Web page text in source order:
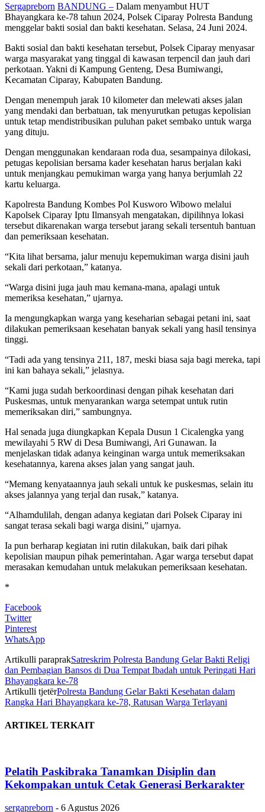
Sergapreborn BANDUNG – Dalam menyambut HUT
Bhayangkara ke-78 tahun 2024, Polsek Ciparay Polresta Bandung
menggelar bakti sosial dan bakti kesehatan. Selasa, 24 Juni 2024.
Bakti sosial dan bakti kesehatan tersebut, Polsek Ciparay menyasar
warga masyarakat yang tinggal di kawasan terpencil dan jauh dari
perkotaan. Yakni di Kampung Genteng, Desa Bumiwangi,
Kecamatan Ciparay, Kabupaten Bandung.
Dengan menempuh jarak 10 kilometer dan melewati akses jalan
yang mendaki dan berbatuan, tak menyurutkan petugas kepolisian
untuk tetap mendistribusikan puluhan paket sembako untuk warga
yang dituju.
Dengan menggunakan kendaraan roda dua, sesampainya dilokasi,
petugas kepolisian bersama kader kesehatan harus berjalan kaki
untuk menjangkau pemukiman warga yang hanya berjumlah 22
kartu keluarga.
Kapolresta Bandung Kombes Pol Kusworo Wibowo melalui
Kapolsek Ciparay Iptu Ilmansyah mengatakan, dipilihnya lokasi
tersebut dikarenakan warga tersebut jarang sekali tersentuh bantuan
dan pemeriksaan kesehatan.
“Kita lihat bersama, jalur menuju kepemukiman warga disini jauh
sekali dari perkotaan,” katanya.
“Warga disini juga jauh mau kemana-mana, apalagi untuk
memeriksa kesehatan,” ujarnya.
Ia mengungkapkan warga yang keseharian sebagai petani ini, saat
dilakukan pemeriksaan kesehatan banyak sekali yang hasil tensinya
tinggi.
“Tadi ada yang tensinya 211, 187, meski biasa saja bagi mereka, tapi
ini kan bahaya sekali,” jelasnya.
“Kami juga sudah berkoordinasi dengan pihak kesehatan dari
Puskesmas, untuk menyarankan warga setempat untuk rutin
memeriksakan diri,” sambungnya.
Hal senada juga diungkapkan Kepala Dusun 1 Cicalengka yang
mewilayahi 5 RW di Desa Bumiwangi, Ari Gunawan. Ia
menjelaskan tidak adanya keinginan warga untuk memeriksakan
kesehatannya, karena akses jalan yang sangat jauh.
“Memang kenyataannya jauh sekali untuk ke puskesmas, selain itu
akses jalannya yang terjal dan rusak,” katanya.
“Alhamdulilah, dengan adanya kegiatan dari Polsek Ciparay ini
sangat terasa sekali bagi warga disini,” ujarnya.
Ia pun berharap kegiatan ini rutin dilakukan, baik dari pihak
kepolisian maupun pihak pemerintahan. Agar warga tersebut dapat
merasakan kemudahan untuk melakukan pemeriksaan kesehatan.
*
Facebook
Twitter
Pinterest
WhatsApp
Artikulli paraprakSatreskrim Polresta Bandung Gelar Bakti Religi
dan Pembagian Bansos di Dua Tempat Ibadah untuk Peringati Hari
Bhayangkara ke-78
Artikulli tjetërPolresta Bandung Gelar Bakti Kesehatan dalam
Rangka Hari Bhayangkara ke-78, Ratusan Warga Terlayani
ARTIKEL TERKAIT
Pelatih Paskibraka Tanamkan Disiplin dan
Kekompakan untuk Cetak Generasi Berkarakter
sergapreborn - 6 Agustus 2026